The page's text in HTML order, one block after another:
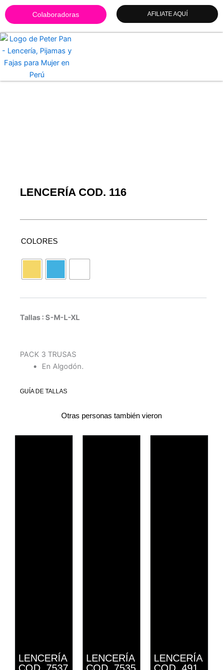
Colaboradoras AFILIATE AQUÍ
LENCERÍA COD. 116
COLORES
Tallas : S-M-L-XL
PACK 3 TRUSAS
En Algodón.
GUÍA DE TALLAS
Otras personas también vieron
LENCERÍA
LENCERÍA
LENCERÍA